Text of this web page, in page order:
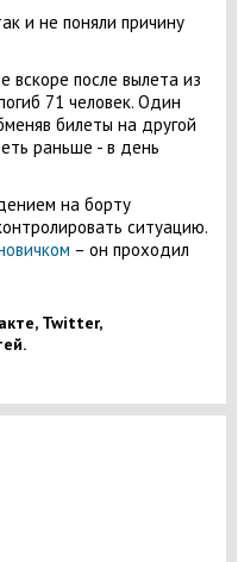
и не поняли причину
вскоре после вылета из
71 человек. Один
билеты на другой
раньше - в день
на борту
ситуацию.
– он проходил
Twitter,